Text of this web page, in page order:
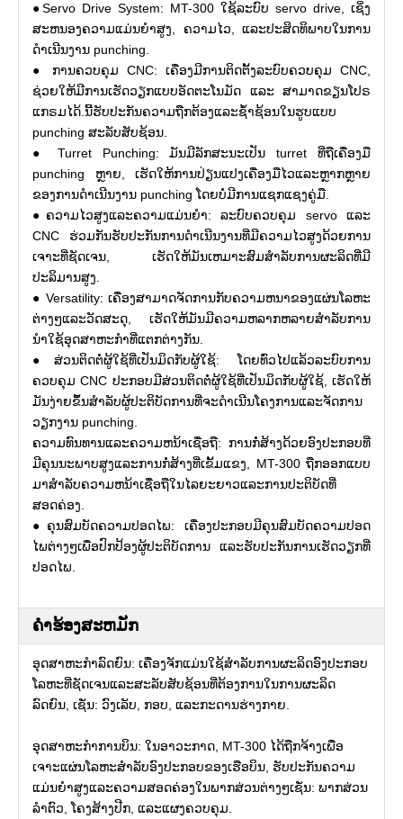
●Servo Drive System: MT-300 ໃຊ້ລະບົບ servo drive, ເຊິ່ງ
ສະຫນອງຄວາມແມ່ນຍໍາສູງ, ຄວາມໄວ, ແລະປະສິດທິພາບໃນການ
ດໍາເນີນງານ punching.
● ການຄວບຄຸມ CNC: ເຄື່ອງມີການຕິດຕັ້ງລະບົບຄວບຄຸມ CNC,
ຊ່ວຍໃຫ້ມີການເຮັດວຽກແບບອັດຕະໂນມັດ ແລະ ສາມາດຂຽນໂປຣ
ແກຣມໄດ້.ນີ້ຮັບປະກັນຄວາມຖືກຕ້ອງແລະຊ້ໍາຊ້ອນໃນຮູບແບບ
punching ສະລັບສັບຊ້ອນ.
● Turret Punching: ມັນມີລັກສະນະເປັນ turret ທີ່ຖືເຄື່ອງມື
punching ຫຼາຍ, ເຮັດໃຫ້ການປ່ຽນແປງເຄື່ອງມືໄວແລະຫຼາກຫຼາຍ
ຂອງການດໍາເນີນງານ punching ໂດຍບໍ່ມີການແຊກແຊງຄູ່ມື.
●ຄວາມໄວສູງແລະຄວາມແມ່ນຍໍາ: ລະບົບຄວບຄຸມ servo ແລະ
CNC ຮ່ວມກັນຮັບປະກັນການດໍາເນີນງານທີ່ມີຄວາມໄວສູງດ້ວຍການ
ເຈາະທີ່ຊັດເຈນ, ເຮັດໃຫ້ມັນເຫມາະສົມສໍາລັບການຜະລິດທີ່ມີ
ປະລິມານສູງ.
● Versatility: ເຄື່ອງສາມາດຈັດການກັບຄວາມຫນາຂອງແຜ່ນໂລຫະ
ຕ່າງໆແລະວັດສະດຸ, ເຮັດໃຫ້ມັນມີຄວາມຫລາກຫລາຍສໍາລັບການ
ນໍາໃຊ້ອຸດສາຫະກໍາທີ່ແຕກຕ່າງກັນ.
●ສ່ວນຕິດຕໍ່ຜູ້ໃຊ້ທີ່ເປັນມິດກັບຜູ້ໃຊ້: ໂດຍທົ່ວໄປແລ້ວລະບົບການ
ຄວບຄຸມ CNC ປະກອບມີສ່ວນຕິດຕໍ່ຜູ້ໃຊ້ທີ່ເປັນມິດກັບຜູ້ໃຊ້, ເຮັດໃຫ້
ມັນງ່າຍຂຶ້ນສໍາລັບຜູ້ປະຕິບັດການທີ່ຈະດໍາເນີນໂຄງການແລະຈັດການ
ວຽກງານ punching.
ຄວາມທົນທານແລະຄວາມຫນ້າເຊື່ອຖື: ການກໍ່ສ້າງດ້ວຍອົງປະກອບທີ່
ມີຄຸນນະພາບສູງແລະການກໍ່ສ້າງທີ່ເຂັ້ມແຂງ, MT-300 ຖືກອອກແບບ
ມາສໍາລັບຄວາມຫນ້າເຊື່ອຖືໃນໄລຍະຍາວແລະການປະຕິບັດທີ່
ສອດຄ່ອງ.
●ຄຸນສົມບັດຄວາມປອດໄພ: ເຄື່ອງປະກອບມີຄຸນສົມບັດຄວາມປອດ
ໄພຕ່າງໆເພື່ອປົກປ້ອງຜູ້ປະຕິບັດການ ແລະຮັບປະກັນການເຮັດວຽກທີ່
ປອດໄພ.
ຄໍາຮ້ອງສະຫມັກ
ອຸດສາຫະກໍາລົດຍົນ: ເຄື່ອງຈັກແມ່ນໃຊ້ສໍາລັບການຜະລິດອົງປະກອບ
ໂລຫະທີ່ຊັດເຈນແລະສະລັບສັບຊ້ອນທີ່ຕ້ອງການໃນການຜະລິດ
ລົດຍົນ, ເຊັ່ນ: ວົງເລັບ, ກອບ, ແລະກະດານຮ່າງກາຍ.
ອຸດສາຫະກໍາການບິນ: ໃນອາວະກາດ, MT-300 ໄດ້ຖືກຈ້າງເພື່ອ
ເຈາະແຜ່ນໂລຫະສໍາລັບອົງປະກອບຂອງເຮືອບິນ, ຮັບປະກັນຄວາມ
ແມ່ນຍໍາສູງແລະຄວາມສອດຄ່ອງໃນພາກສ່ວນຕ່າງໆເຊັ່ນ: ພາກສ່ວນ
ລໍາຕົວ, ໂຄງສ້າງປີກ, ແລະແຜງຄວບຄຸມ.